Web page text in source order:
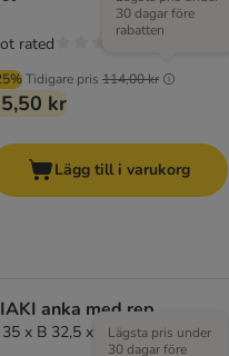
Tidigare pris 114,00 kr
30 dagar före
rabatten
kr
rated
Lägg till i varukorg
anka med rep
x B 32,5 x H 8 cmLägsta pris under
30 dagar före